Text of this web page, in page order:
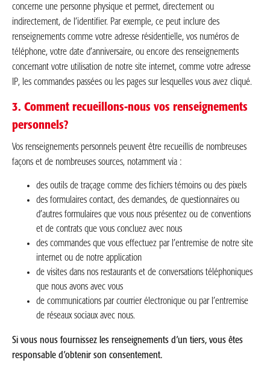
concerne une personne physique et permet, directement ou
indirectement, de l’identifier. Par exemple, ce peut inclure des
renseignements comme votre adresse résidentielle, vos numéros de
téléphone, votre date d’anniversaire, ou encore des renseignements
concernant votre utilisation de notre site internet, comme votre adresse
IP, les commandes passées ou les pages sur lesquelles vous avez cliqué.
3. Comment recueillons-nous vos renseignements
personnels?
Vos renseignements personnels peuvent être recueillis de nombreuses
façons et de nombreuses sources, notamment via :
des outils de traçage comme des fichiers témoins ou des pixels
des formulaires contact, des demandes, de questionnaires ou
d’autres formulaires que vous nous présentez ou de conventions
et de contrats que vous concluez avec nous
des commandes que vous effectuez par l’entremise de notre site
internet ou de notre application
de visites dans nos restaurants et de conversations téléphoniques
que nous avons avec vous
de communications par courrier électronique ou par l’entremise
de réseaux sociaux avec nous.
Si vous nous fournissez les renseignements d’un tiers, vous êtes
responsable d’obtenir son consentement.